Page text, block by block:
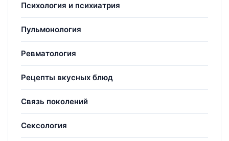
Психология и психиатрия
Пульмонология
Ревматология
Рецепты вкусных блюд
Связь поколений
Сексология